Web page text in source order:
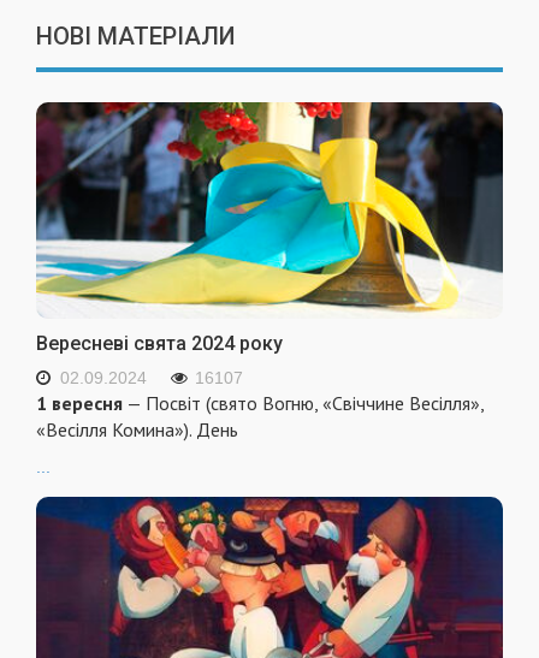
НОВІ МАТЕРІАЛИ
Вересневі свята 2024 року
02.09.2024 16107
1 вересня — Посвіт (свято Вогню, «Свіччине Весілля»,
«Весілля Комина»). День
...